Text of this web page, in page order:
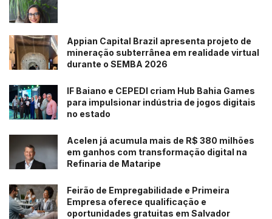
Appian Capital Brazil apresenta projeto de
mineração subterrânea em realidade virtual
durante o SEMBA 2026
IF Baiano e CEPEDI criam Hub Bahia Games
para impulsionar indústria de jogos digitais
no estado
Acelen já acumula mais de R$ 380 milhões
em ganhos com transformação digital na
Refinaria de Mataripe
Feirão de Empregabilidade e Primeira
Empresa oferece qualificação e
oportunidades gratuitas em Salvador